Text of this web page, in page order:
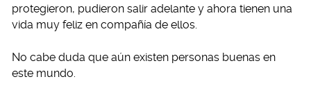
protegieron, pudieron salir adelante y ahora tienen una
vida muy feliz en compañía de ellos.
No cabe duda que aún existen personas buenas en
este mundo.